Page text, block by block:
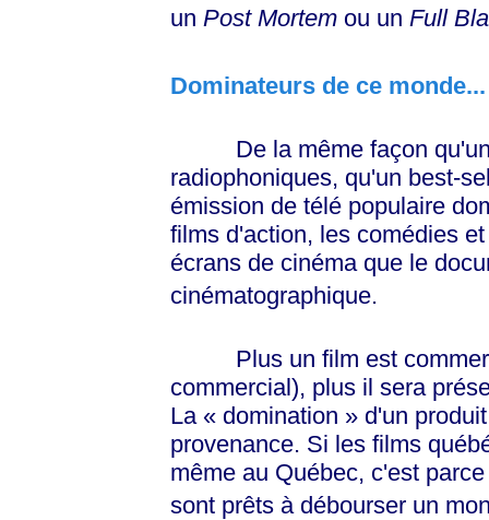
un Post Mortemou un Full
Dominateurs de ce monde...
De la même façon qu'un
radiophoniques, qu'un best-
émission de télé populaire
films d'action, les comédies
écrans de cinéma que le
cinématographique.
Plus un film est
commercial), plus il sera
La « domination »d'un
provenance. Si les films
même au Québec, c'est
sont prêts à débourser un